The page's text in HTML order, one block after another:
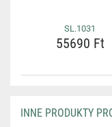
SL.1031
55690 Ft
INNE PRODUKTY